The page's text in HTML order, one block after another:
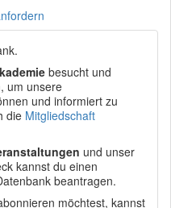
besucht und
um unsere
und informiert zu
die Mitgliedschaft
und unser
kannst du einen
beantragen.
möchtest, kannst